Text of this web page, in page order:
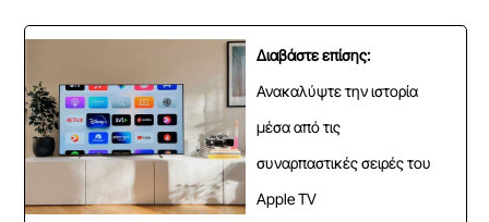
Διαβάστε επίσης:
Ανακαλύψτε την ιστορία
μέσα από τις
συναρπαστικές σειρές του
Apple TV